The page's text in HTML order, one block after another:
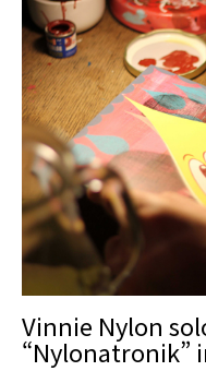
Vinnie Nylon
“Nylonatronik”